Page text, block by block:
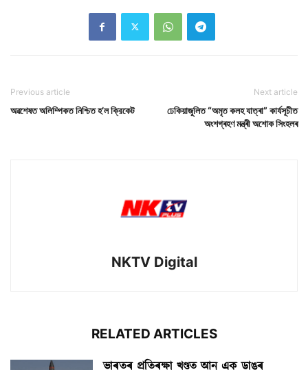
Previous article
অৱশেষত অলিম্পিকত নিশ্চিত হ’ল ক্রিকেট
Next article
ঢেকিয়াজুলিত “অমৃত কলহ যাত্ৰা” কাৰ্যসূচীত
অংশগ্ৰহণ মন্ত্ৰী অশোক সিংহলৰ
NKTV Digital
RELATED ARTICLES
ভাৰতৰ প্ৰতিৰক্ষা খণ্ডত আন এক ডাঙৰ